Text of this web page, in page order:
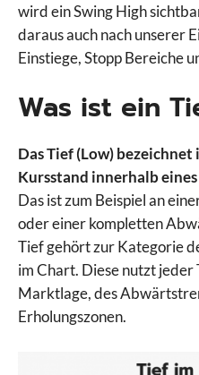
wird ein Swing High
daraus auch nach unserer
Einstiege, Stopp Bereiche
Was ist ein
Das Tief (Low)
Kursstand innerhalb
Das ist zum Beispiel an
oder einer kompletten
Tief gehört zur Kategorie
im Chart. Diese nutzt
Marktlage, des
Erholungszonen.